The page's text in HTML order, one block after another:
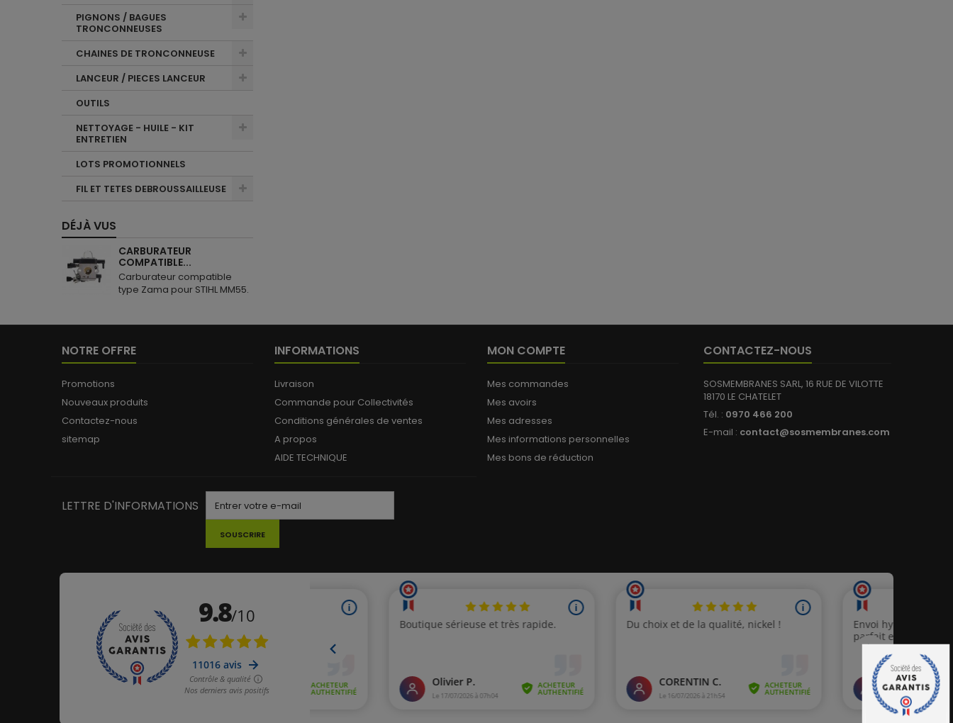
PIGNONS / BAGUES
TRONCONNEUSES
CHAINES DE TRONCONNEUSE
LANCEUR / PIECES LANCEUR
OUTILS
NETTOYAGE - HUILE - KIT
ENTRETIEN
LOTS PROMOTIONNELS
FIL ET TETES DEBROUSSAILLEUSE
DÉJÀ VUS
CARBURATEUR
COMPATIBLE...
Carburateur compatible
type Zama pour STIHL MM55.
NOTRE OFFRE
Promotions
Nouveaux produits
Contactez-nous
sitemap
INFORMATIONS
Livraison
Commande pour Collectivités
Conditions générales de ventes
A propos
AIDE TECHNIQUE
MON COMPTE
Mes commandes
Mes avoirs
Mes adresses
Mes informations personnelles
Mes bons de réduction
CONTACTEZ-NOUS
SOSMEMBRANES SARL, 16 RUE DE VILOTTE
18170 LE CHATELET
Tél. : 0970 466 200
E-mail : contact@sosmembranes.com
LETTRE D'INFORMATIONS
SOUSCRIRE